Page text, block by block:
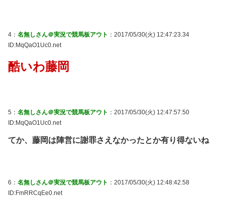
4： 名無しさん＠実況で競馬板アウト ：2017/05/30(火) 12:47:23.34
ID:MqQaO1Uc0.net
酷いわ藤岡
5： 名無しさん＠実況で競馬板アウト ：2017/05/30(火) 12:47:57.50
ID:MqQaO1Uc0.net
てか、藤岡は陣営に謝罪さえなかったとか有り得ないね
6： 名無しさん＠実況で競馬板アウト ：2017/05/30(火) 12:48:42.58
ID:FmRRCqEe0.net